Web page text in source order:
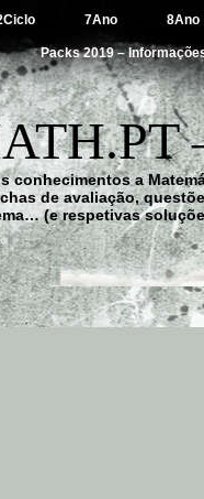
7Ano 8Ano
Packs 2019 –
conhecimentos a
de avaliação,
(e respetivas